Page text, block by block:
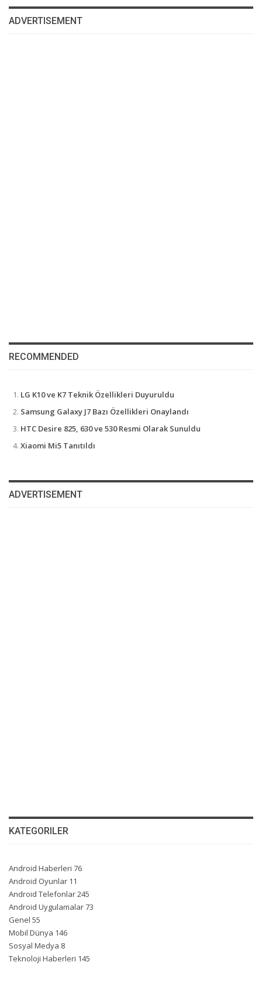
ADVERTISEMENT
RECOMMENDED
LG K10 ve K7 Teknik Özellikleri Duyuruldu
Samsung Galaxy J7 Bazı Özellikleri Onaylandı
HTC Desire 825, 630 ve 530 Resmi Olarak Sunuldu
Xiaomi Mi5 Tanıtıldı
ADVERTISEMENT
KATEGORILER
Android Haberleri 76
Android Oyunlar 11
Android Telefonlar245
Android Uygulamalar73
Genel 55
Mobil Dünya 146
Sosyal Medya 8
Teknoloji Haberleri 145